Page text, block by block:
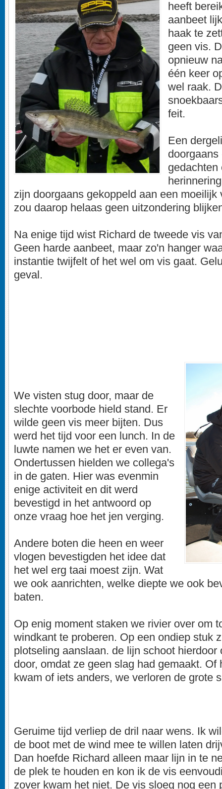
heeft
aanbeet
haak te
geen vis.
opnieuw
één keer
wel raak.
feit.
Een
gedachten
zijn doorgaans gekoppeld aan een moeilijk
zou daarop helaas geen uitzondering
Na enige tijd wist Richard de tweede vis
Geen harde aanbeet, maar zo'n hanger
instantie twijfelt of het wel om vis gaat.
geval.
We visten stug door, maar de
slechte voorbode hield stand. Er
wilde geen vis meer bijten. Dus
werd het tijd voor een lunch. In de
luwte namen we het er even van.
Ondertussen hielden we collega's
in de gaten. Hier was evenmin
enige activiteit en dit werd
bevestigd in het antwoord op
onze vraag hoe het jen verging.
Andere boten die heen en weer
vlogen bevestigden het idee dat
het wel erg taai moest zijn. Wat
we ook aanrichten, welke diepte we ook
baten.
Op enig moment staken we rivier over om
windkant te proberen. Op een ondiep stuk
plotseling aanslaan. de lijn schoot hierdoor
door, omdat ze geen slag had gemaakt. Of
kwam of iets anders, we verloren de grote
Geruime tijd verliep de dril naar wens. Ik
de boot met de wind mee te willen laten
Dan hoefde Richard alleen maar lijn in te
de plek te houden en kon ik de vis
zover kwam het niet. De vis sloeg nog een